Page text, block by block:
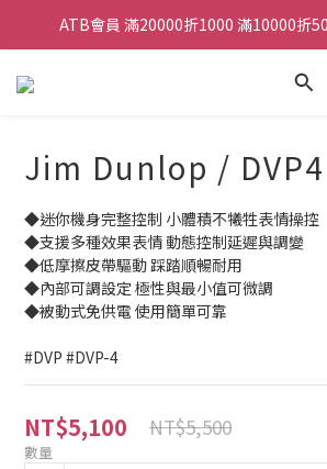
ATB會員 滿20000折1000 滿10000折
ATB會員 滿20000折1000 滿10000折
全館滿490元免運
ATB會員 滿20000折1000 滿10000折
Jim Dunlop / DVP4
◆迷你機身完整控制 小體積不犧牲表情操控
◆支援多種效果表情 動態控制延遲與調變
◆低摩擦皮帶驅動 踩踏順暢耐用
◆內部可調設定 極性與最小值可微調
◆被動式免供電 使用簡單可靠
#DVP #DVP-4
NT$5,100 NT$5,500
數量